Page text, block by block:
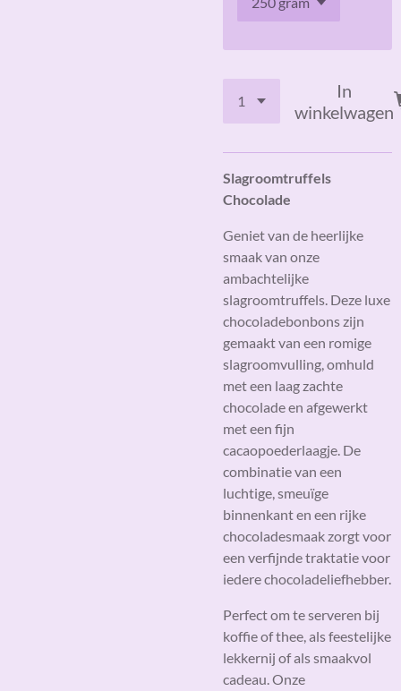
In
winkelwagen
Slagroomtruffels
Chocolade
Geniet van de heerlijke
smaak van onze
ambachtelijke
slagroomtruffels. Deze luxe
chocoladebonbons zijn
gemaakt van een romige
slagroomvulling, omhuld
met een laag zachte
chocolade en afgewerkt
met een fijn
cacaopoederlaagje. De
combinatie van een
luchtige, smeuïge
binnenkant en een rijke
chocoladesmaak zorgt voor
een verfijnde traktatie voor
iedere chocoladeliefhebber.
Perfect om te serveren bij
koffie of thee, als feestelijke
lekkernij of als smaakvol
cadeau. Onze